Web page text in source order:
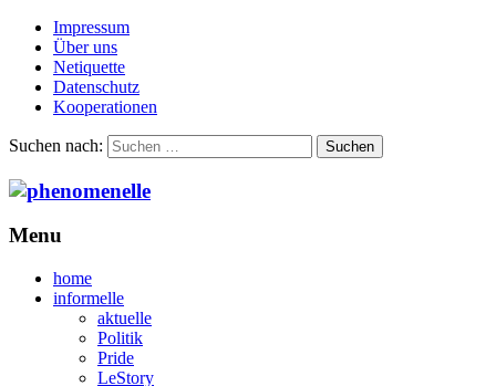
Impressum
Über uns
Netiquette
Datenschutz
Kooperationen
Suchen nach:
Menu
home
informelle
aktuelle
Politik
Pride
LeStory